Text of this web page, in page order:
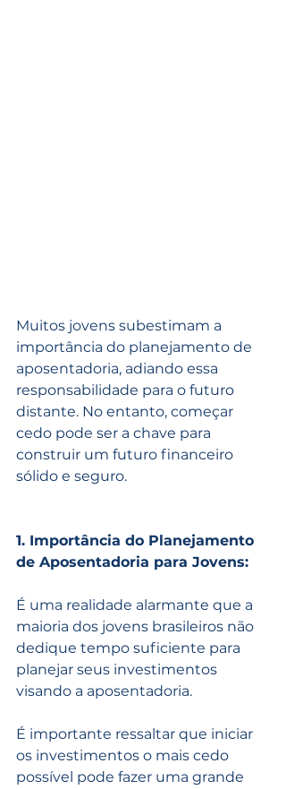
Muitos jovens subestimam a
importância do planejamento de
aposentadoria, adiando essa
responsabilidade para o futuro
distante. No entanto, começar
cedo pode ser a chave para
construir um futuro financeiro
sólido e seguro.
1. Importância do Planejamento
de Aposentadoria para Jovens:
É uma realidade alarmante que a
maioria dos jovens brasileiros não
dedique tempo suficiente para
planejar seus investimentos
visando a aposentadoria.
É importante ressaltar que iniciar
os investimentos o mais cedo
possível pode fazer uma grande